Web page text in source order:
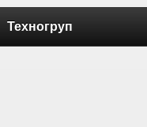
Техногруп